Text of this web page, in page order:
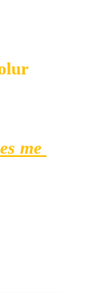
me